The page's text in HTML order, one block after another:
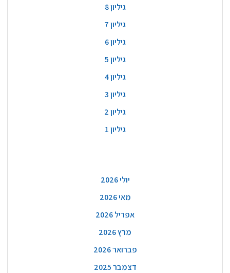
גיליון 8
גיליון 7
גיליון 6
גיליון 5
גיליון 4
גיליון 3
גיליון 2
גיליון 1
יולי 2026
מאי 2026
אפריל 2026
מרץ 2026
פברואר 2026
דצמבר 2025